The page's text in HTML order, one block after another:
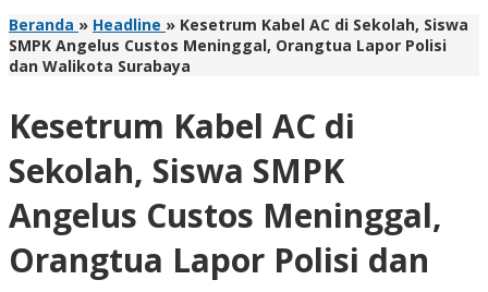
Beranda » Headline » Kesetrum Kabel AC di Sekolah, Siswa
SMPK Angelus Custos Meninggal, Orangtua Lapor Polisi
dan Walikota Surabaya
Kesetrum Kabel AC di
Sekolah, Siswa SMPK
Angelus Custos Meninggal,
Orangtua Lapor Polisi dan